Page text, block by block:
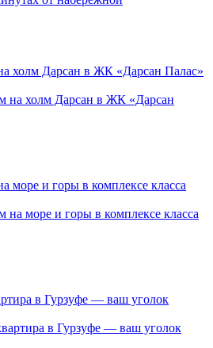
холм Дарсан в ЖК «Дарсан Палас»
море и горы в комплексе класса
в Гурзуфе — ваш уголок